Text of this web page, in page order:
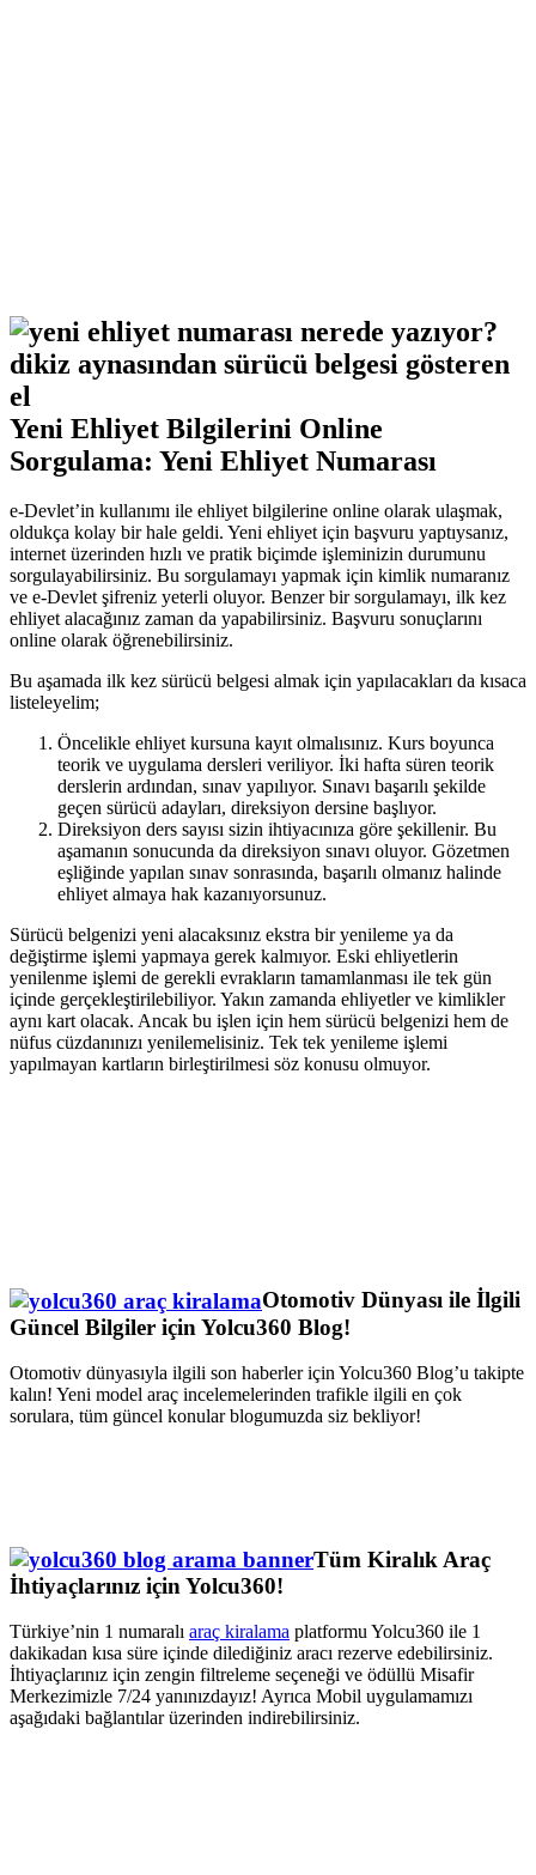
Yeni Ehliyet Bilgilerini Online
Sorgulama: Yeni Ehliyet Numarası
e-Devlet’in kullanımı ile ehliyet bilgilerine online olarak ulaşmak,
oldukça kolay bir hale geldi. Yeni ehliyet için başvuru yaptıysanız,
internet üzerinden hızlı ve pratik biçimde işleminizin durumunu
sorgulayabilirsiniz. Bu sorgulamayı yapmak için kimlik numaranız
ve e-Devlet şifreniz yeterli oluyor. Benzer bir sorgulamayı, ilk kez
ehliyet alacağınız zaman da yapabilirsiniz. Başvuru sonuçlarını
online olarak öğrenebilirsiniz.
Bu aşamada ilk kez sürücü belgesi almak için yapılacakları da kısaca
listeleyelim;
Öncelikle ehliyet kursuna kayıt olmalısınız. Kurs boyunca
teorik ve uygulama dersleri veriliyor. İki hafta süren teorik
derslerin ardından, sınav yapılıyor. Sınavı başarılı şekilde
geçen sürücü adayları, direksiyon dersine başlıyor.
Direksiyon ders sayısı sizin ihtiyacınıza göre şekillenir. Bu
aşamanın sonucunda da direksiyon sınavı oluyor. Gözetmen
eşliğinde yapılan sınav sonrasında, başarılı olmanız halinde
ehliyet almaya hak kazanıyorsunuz.
Sürücü belgenizi yeni alacaksınız ekstra bir yenileme ya da
değiştirme işlemi yapmaya gerek kalmıyor. Eski ehliyetlerin
yenilenme işlemi de gerekli evrakların tamamlanması ile tek gün
içinde gerçekleştirilebiliyor. Yakın zamanda ehliyetler ve kimlikler
aynı kart olacak. Ancak bu işlen için hem sürücü belgenizi hem de
nüfus cüzdanınızı yenilemelisiniz. Tek tek yenileme işlemi
yapılmayan kartların birleştirilmesi söz konusu olmuyor.
Otomotiv Dünyası ile İlgili
Güncel Bilgiler için Yolcu360 Blog!
Otomotiv dünyasıyla ilgili son haberler için Yolcu360 Blog’u takipte
kalın! Yeni model araç incelemelerinden trafikle ilgili en çok
sorulara, tüm güncel konular blogumuzda siz bekliyor!
Tüm Kiralık Araç
İhtiyaçlarınız için Yolcu360!
Türkiye’nin 1 numaralı araç kiralama platformu Yolcu360 ile 1
dakikadan kısa süre içinde dilediğiniz aracı rezerve edebilirsiniz.
İhtiyaçlarınız için zengin filtreleme seçeneği ve ödüllü Misafir
Merkezimizle 7/24 yanınızdayız! Ayrıca Mobil uygulamamızı
aşağıdaki bağlantılar üzerinden indirebilirsiniz.